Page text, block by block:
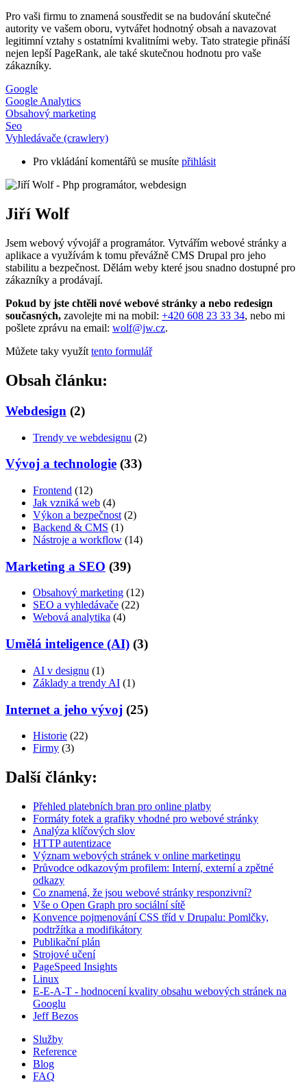
Pro vaši firmu to znamená soustředit se na budování skutečné
autority ve vašem oboru, vytvářet hodnotný obsah a navazovat
legitimní vztahy s ostatními kvalitními weby. Tato strategie přináší
nejen lepší PageRank, ale také skutečnou hodnotu pro vaše
zákazníky.
Google
Google Analytics
Obsahový marketing
Seo
Vyhledávače (crawlery)
Pro vkládání komentářů se musíte přihlásit
Jiří Wolf
Jsem webový vývojář a programátor. Vytvářím webové stránky a
aplikace a využívám k tomu převážně CMS Drupal pro jeho
stabilitu a bezpečnost. Dělám weby které jsou snadno dostupné pro
zákazníky a prodávají.
Pokud by jste chtěli nové webové stránky a nebo redesign
současných, zavolejte mi na mobil: +420 608 23 33 34, nebo mi
pošlete zprávu na email: wolf@jw.cz.
Můžete taky využít tento formulář
Obsah článku:
Webdesign (2)
Trendy ve webdesignu (2)
Vývoj a technologie (33)
Frontend (12)
Jak vzniká web (4)
Výkon a bezpečnost (2)
Backend & CMS (1)
Nástroje a workflow (14)
Marketing a SEO (39)
Obsahový marketing (12)
SEO a vyhledávače (22)
Webová analytika (4)
Umělá inteligence (AI) (3)
AI v designu (1)
Základy a trendy AI (1)
Internet a jeho vývoj (25)
Historie (22)
Firmy (3)
Další články:
Přehled platebních bran pro online platby
Formáty fotek a grafiky vhodné pro webové stránky
Analýza klíčových slov
HTTP autentizace
Význam webových stránek v online marketingu
Průvodce odkazovým profilem: Interní, externí a zpětné
odkazy
Co znamená, že jsou webové stránky responzivní?
Vše o Open Graph pro sociální sítě
Konvence pojmenování CSS tříd v Drupalu: Pomlčky,
podtržítka a modifikátory
Publikační plán
Strojové učení
PageSpeed Insights
Linux
E-E-A-T - hodnocení kvality obsahu webových stránek na
Googlu
Jeff Bezos
Služby
Reference
Blog
FAQ